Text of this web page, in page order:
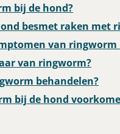
bij de hond?
besmet raken met
van ringworm
van ringworm?
behandelen?
bij de hond